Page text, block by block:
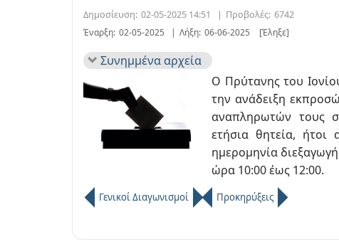
Δημοσίευση: 02-05-2025 14:51 | Προβολές: 6742
Έναρξη: 02-05-2025 | Λήξη: 06-06-2025 [Έληξε]
Συνημμένα αρχεία
Ο Πρύτανης του
την ανάδειξη
αναπληρωτών τους
ετήσια θητεία,
ημερομηνία
ώρα 10:00 έως 12:00.
Γενικοί Διαγωνισμοί Προκηρύξεις